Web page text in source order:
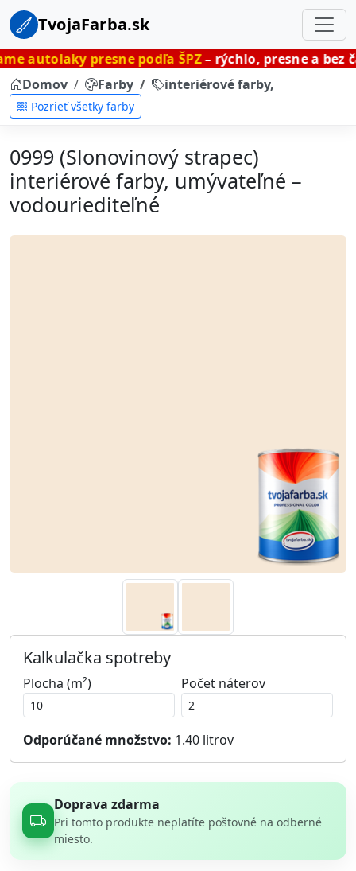
TvojaFarba.sk
presne podľa ŠPZ– rýchlo, presne a bez čakania.
Domov
Farby interiérové farby,
Pozrieť všetky farby
0999 (Slonovinový strapec)
interiérové farby, umývateľné –
vodouriediteľné
Kalkulačka spotreby
Plocha (m²) Počet náterov
Odporúčané množstvo: 1.40 litrov
Doprava zdarma
Pri tomto produkte neplatíte poštovné na odberné
miesto.